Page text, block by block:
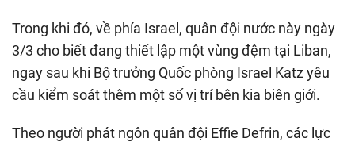
Trong khi đó, về phía Israel, quân đội nước này ngày
3/3 cho biết đang thiết lập một vùng đệm tại Liban,
ngay sau khi Bộ trưởng Quốc phòng Israel Katz yêu
cầu kiểm soát thêm một số vị trí bên kia biên giới.
Theo người phát ngôn quân đội Effie Defrin, các lực